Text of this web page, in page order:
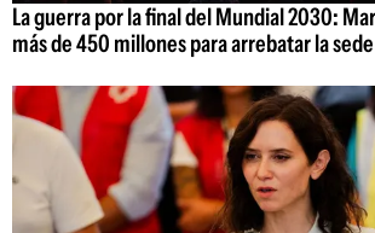
La guerra por la final del Mundial 2030:
más de 450 millones para arrebatar la sede